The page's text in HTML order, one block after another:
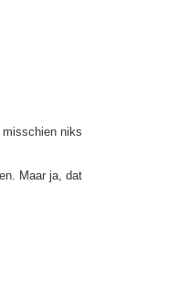
niks
Maar ja, dat